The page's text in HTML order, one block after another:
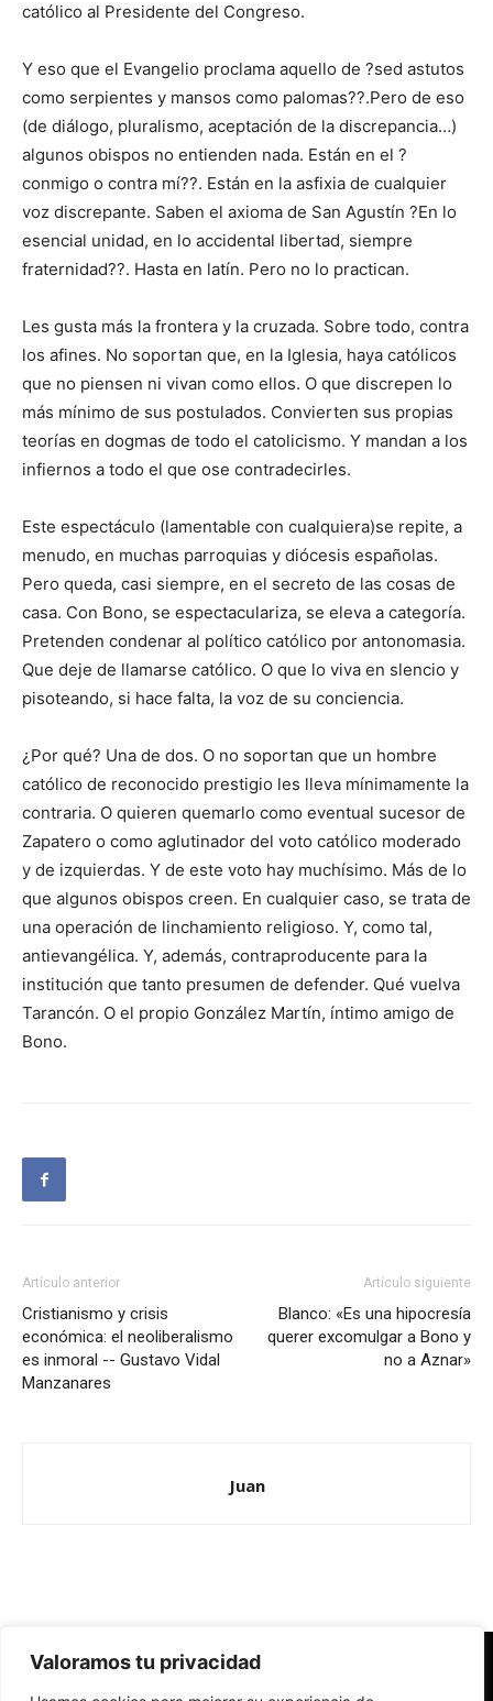
Valoramos tu privacidad
católico al Presidente del Congreso.
Y eso que el Evangelio proclama aquello de ?sed astutos
como serpientes y mansos como palomas??.Pero de eso
(de diálogo, pluralismo, aceptación de la discrepancia…)
algunos obispos no entienden nada. Están en el ?
conmigo o contra mí??. Están en la asfixia de cualquier
voz discrepante. Saben el axioma de San Agustín ?En lo
esencial unidad, en lo accidental libertad, siempre
fraternidad??. Hasta en latín. Pero no lo practican.
Les gusta más la frontera y la cruzada. Sobre todo, contra
los afines. No soportan que, en la Iglesia, haya católicos
que no piensen ni vivan como ellos. O que discrepen lo
más mínimo de sus postulados. Convierten sus propias
teorías en dogmas de todo el catolicismo. Y mandan a los
infiernos a todo el que ose contradecirles.
Este espectáculo (lamentable con cualquiera)se repite, a
menudo, en muchas parroquias y diócesis españolas.
Pero queda, casi siempre, en el secreto de las cosas de
casa. Con Bono, se espectaculariza, se eleva a categoría.
Pretenden condenar al político católico por antonomasia.
Que deje de llamarse católico. O que lo viva en slencio y
pisoteando, si hace falta, la voz de su conciencia.
¿Por qué? Una de dos. O no soportan que un hombre
católico de reconocido prestigio les lleva mínimamente la
contraria. O quieren quemarlo como eventual sucesor de
Zapatero o como aglutinador del voto católico moderado
y de izquierdas. Y de este voto hay muchísimo. Más de lo
que algunos obispos creen. En cualquier caso, se trata de
una operación de linchamiento religioso. Y, como tal,
antievangélica. Y, además, contraproducente para la
institución que tanto presumen de defender. Qué vuelva
Tarancón. O el propio González Martín, íntimo amigo de
Bono.
Artículo anterior
Cristianismo y crisis
económica: el neoliberalismo
es inmoral -- Gustavo Vidal
Manzanares
Artículo siguiente
Blanco: «Es una hipocresía
querer excomulgar a Bono y
no a Aznar»
Juan
Redes Cristianas